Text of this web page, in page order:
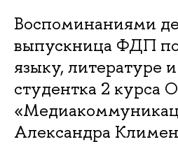
Воспоминаниями
выпускница ФДП
языку, литературе
студентка 2 курса
Александра